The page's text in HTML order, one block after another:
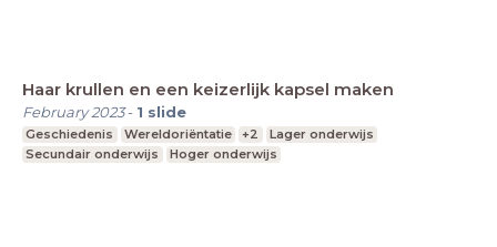
Haar krullen en een keizerlijk kapsel maken
February 2023- 1 slide
Geschiedenis Wereldoriëntatie +2
Lager onderwijs
Secundair onderwijs
Hoger onderwijs